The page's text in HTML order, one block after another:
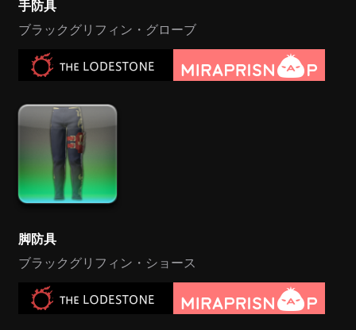
手防具
ブラックグリフィン・グローブ
脚防具
ブラックグリフィン・ショース